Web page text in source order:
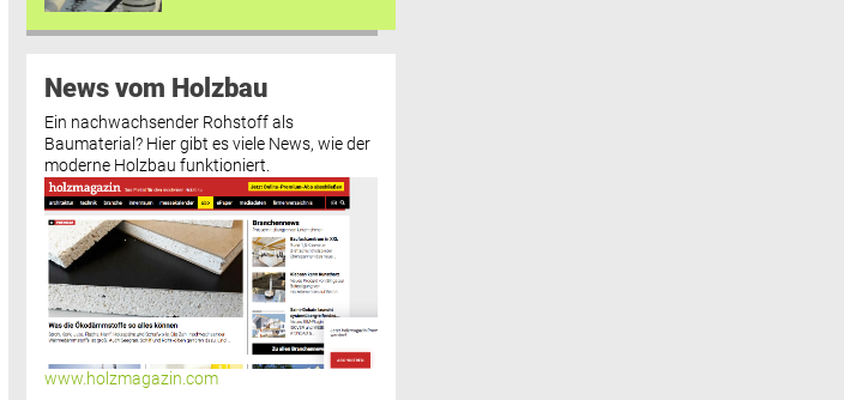
News vom Holzbau
Ein nachwachsender Rohstoff als
Baumaterial? Hier gibt es viele News, wie der
moderne Holzbau funktioniert.
www.holzmagazin.com